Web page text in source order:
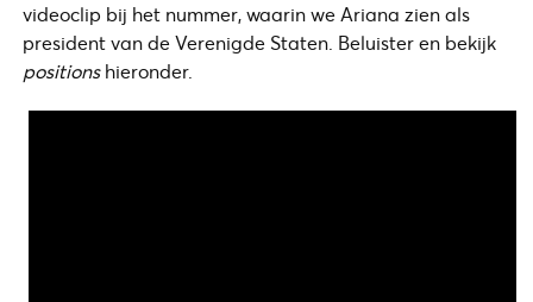
videoclip bij het nummer, waarin we Ariana zien als
president van de Verenigde Staten. Beluister en bekijk
positionshieronder.